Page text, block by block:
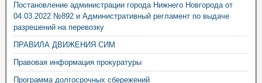
Постановление администрации города Нижнего Новгорода от
04.03.2022 №892 и Административный регламент по выдаче
разрешений на перевозку
ПРАВИЛА ДВИЖЕНИЯ СИМ
Правовая информация прокуратуры
Программа долгосрочных сбережений